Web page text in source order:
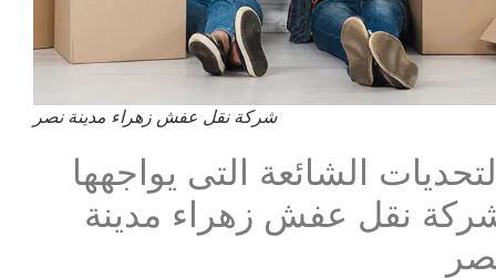
شركة نقل عفش زهراء مدينة نصر
الشائعة التى يواجهها
نقل عفش زهراء مدينة